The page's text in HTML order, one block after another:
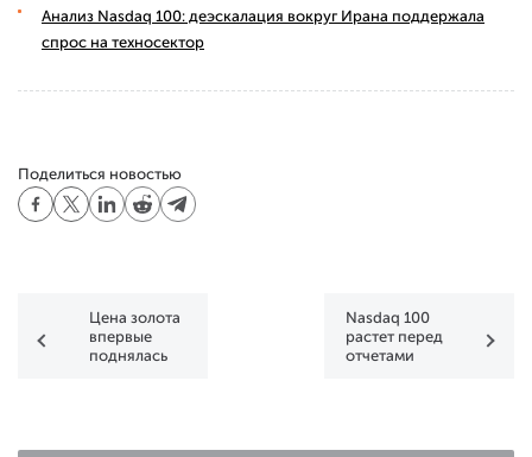
Анализ Nasdaq 100: деэскалация вокруг Ирана поддержала
спрос на техносектор
Поделиться новостью
Цена золота
впервые
поднялась
Nasdaq 100
растет перед
отчетами